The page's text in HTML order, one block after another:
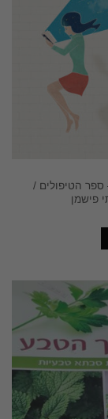
הטיפולים /
פישמן